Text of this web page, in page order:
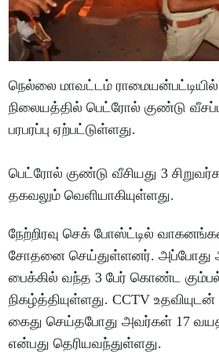
நெல்லை மாவட்டம் ராமையன்பட்டியில்
நிலையத்தில் பெட்ரோல் குண்டு
பரபரப்பு ஏற்பட்டுள்ளது.
பெட்ரோல் குண்டு வீசியது 3
தகவலும் வெளியாகியுள்ளது.
நேற்றிரவு செக் போஸ்ட்டில்
சோதனை செய்துள்ளனர். அப்போது
பைக்கில் வந்த 3 பேர் கொண்ட
நிகழ்த்தியுள்ளது. CCTV
கைது செய்தபோது அவர்கள் 17
என்பது தெரியவந்துள்ளது.